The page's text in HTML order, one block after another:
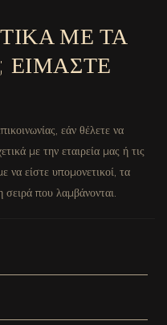
ΜΕ ΤΑ
ΕΊΜΑΣΤΕ
εάν θέλετε να
με την εταιρεία μας ή τις
να είστε υπομονετικοί, τα
που λαμβάνονται.